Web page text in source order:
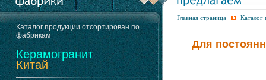
Каталог продукции отсортирован по
фабрикам
Керамогранит
Китай
Главная страница Каталог
Для